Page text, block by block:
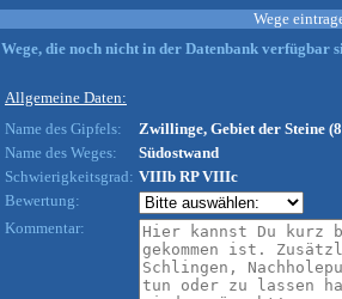
Wege
Wege, die noch nicht in der Datenbank verfügbar
Allgemeine Daten:
Name des Gipfels:
Zwillinge, Gebiet der Steine
Name des Weges:
Südostwand
Schwierigkeitsgrad: VIIIb RP VIIIc
Bewertung:
Kommentar: